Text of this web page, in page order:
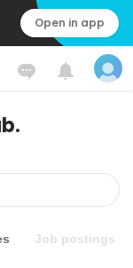
Open in app
Job postings